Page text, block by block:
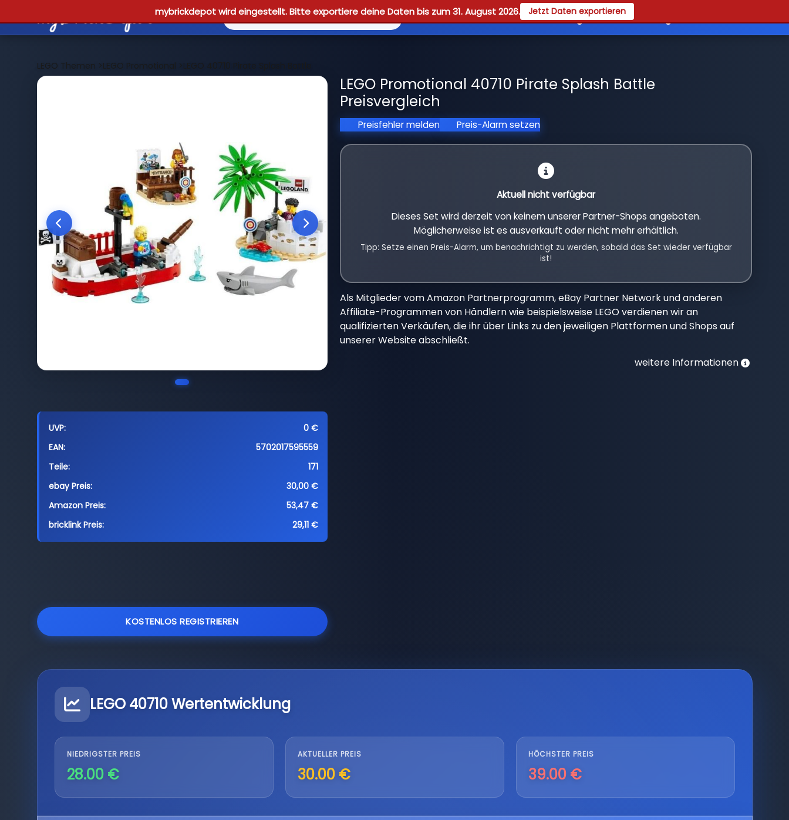
mybrickdepot wird eingestellt. Bitte exportiere deine Daten bis zum 31. August 2026. Jetzt Daten exportieren
Reviews Guides Registrieren
LEGO Themen >LEGO Promotional >LEGO 40710 Pirate Splash Battle
UVP:
0 €
EAN:
5702017595559
Teile:
171
ebay Preis:
30,00 €
Amazon Preis:
53,47 €
bricklink Preis:
29,11 €
KOSTENLOS REGISTRIEREN
LEGO Promotional 40710 Pirate Splash Battle
Preisvergleich
Preisfehler melden Preis-Alarm setzen
Aktuell nicht verfügbar
Dieses Set wird derzeit von keinem unserer Partner-Shops angeboten.
Möglicherweise ist es ausverkauft oder nicht mehr erhältlich.
Tipp: Setze einen Preis-Alarm, um benachrichtigt zu werden, sobald das Set wieder verfügbar
ist!
Als Mitglieder vom Amazon Partnerprogramm, eBay Partner Network und anderen
Affiliate-Programmen von Händlern wie beispielsweise LEGO verdienen wir an
qualifizierten Verkäufen, die ihr über Links zu den jeweiligen Plattformen und Shops auf
unserer Website abschließt.
weitere Informationen
LEGO 40710 Wertentwicklung
NIEDRIGSTER PREIS
28.00 €
AKTUELLER PREIS
30.00 €
HÖCHSTER PREIS
39.00 €